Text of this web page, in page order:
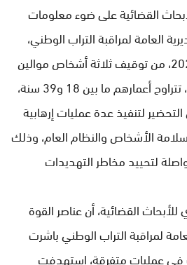
القضائية على ضوء معلومات
العامة لمراقبة التراب الوطني،
اليوم الثلاثاء 17 شتنبر 2024، من توقيف ثلاثة أشخاص موالين
لتنظيم “داعش” الإرهابي، تتراوح أعمارهم ما بين 18 و39 سنة،
لتنفيذ عدة عمليات إرهابية
الأشخاص والنظام العام، وذلك
لتحييد مخاطر التهديدات
القضائية، أن عناصر القوة
لمراقبة التراب الوطني باشرت
في عمليات متفرقة، استهدفت